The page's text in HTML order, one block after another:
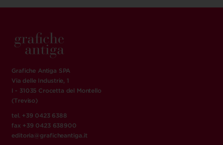
Grafiche Antiga SPA
Via delle Industrie, 1
I - 31035 Crocetta del Montello
(Treviso)
tel. +39 0423 6388
fax +39 0423 638900
editoria@graficheantiga.it